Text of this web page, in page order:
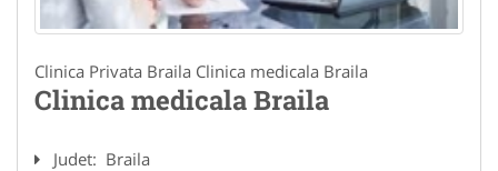
Clinica Privata Braila Clinica medicala Braila
Clinica medicala Braila
Judet: Braila